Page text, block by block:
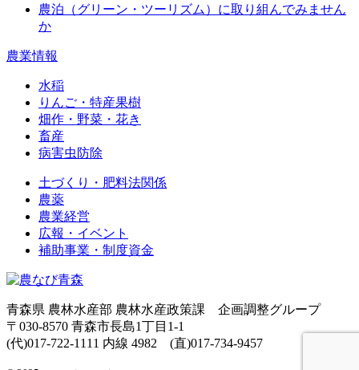
農泊（グリーン・ツーリズム）に取り組んでみません
か
農業情報
水稲
りんご・特産果樹
畑作・野菜・花き
畜産
病害虫防除
土づくり・肥料法関係
農薬
農業経営
広報・イベント
補助事業・制度資金
青森県 農林水産部 農林水産政策課 企画調整グループ
〒030-8570 青森市長島1丁目1-1
(代)017-722-1111 内線 4982 (直)017-734-9457